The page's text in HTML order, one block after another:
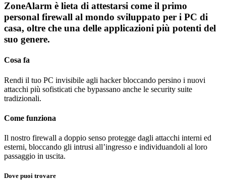
ZoneAlarm è lieta di attestarsi come il primo
personal firewall al mondo sviluppato per i PC di
casa, oltre che una delle applicazioni più potenti del
suo genere.
Cosa fa
Rendi il tuo PC invisibile agli hacker bloccando persino i nuovi
attacchi più sofisticati che bypassano anche le security suite
tradizionali.
Come funziona
Il nostro firewall a doppio senso protegge dagli attacchi interni ed
esterni, bloccando gli intrusi all’ingresso e individuandoli al loro
passaggio in uscita.
Dove puoi trovare